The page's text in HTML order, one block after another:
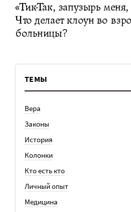
«Тик-Так, запузырь
Что делает клоун во
больницы?
ТЕМЫ
Вера
Законы
История
Колонки
Кто есть кто
Личный опыт
Медицина